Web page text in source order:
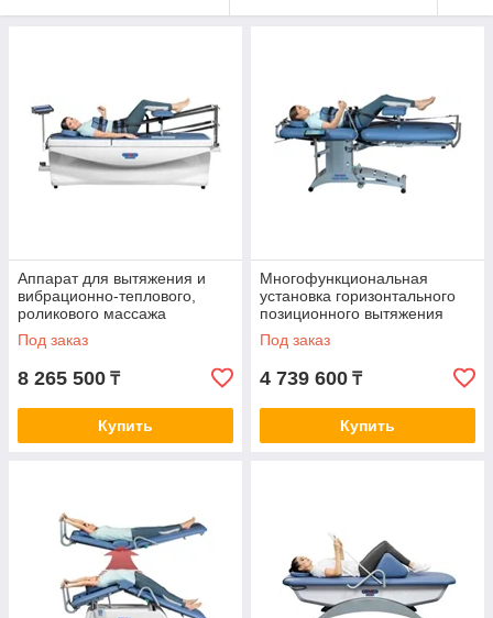
которые помогают забыть о проблемах со спиной.
Обладая эксклюзивным правом на продажу редкой
медицинской техники в Алматы, мы гарантируем
выгодные условия, простоту покупки и надежность.
Предоставляем полный комплекс услуг по
сервисному обслуживанию и наладке тренажеров.
Посмотреть варианты
Аппарат для вытяжения и
вибрационно-теплового,
роликового массажа
позвоночника ОРМЕД-
профессионал
Под заказ
8 265 500 ₸
Купить
Многофункциональная
установка горизонтального
позиционного вытяжения
позвоночника ОРМЕД-
тракцион
Под заказ
4 739 600 ₸
Купить